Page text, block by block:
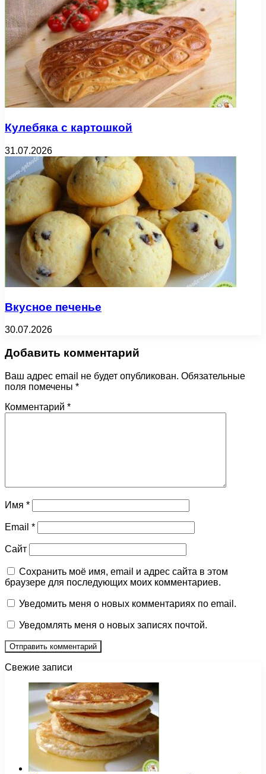
Кулебяка с картошкой
31.07.2026
Вкусное печенье
30.07.2026
Добавить комментарий
Ваш адрес email не будет опубликован. Обязательные
поля помечены *
Комментарий *
Имя *
Email *
Сайт
Сохранить моё имя, email и адрес сайта в этом
браузере для последующих моих комментариев.
Уведомить меня о новых комментариях по email.
Уведомлять меня о новых записях почтой.
Свежие записи